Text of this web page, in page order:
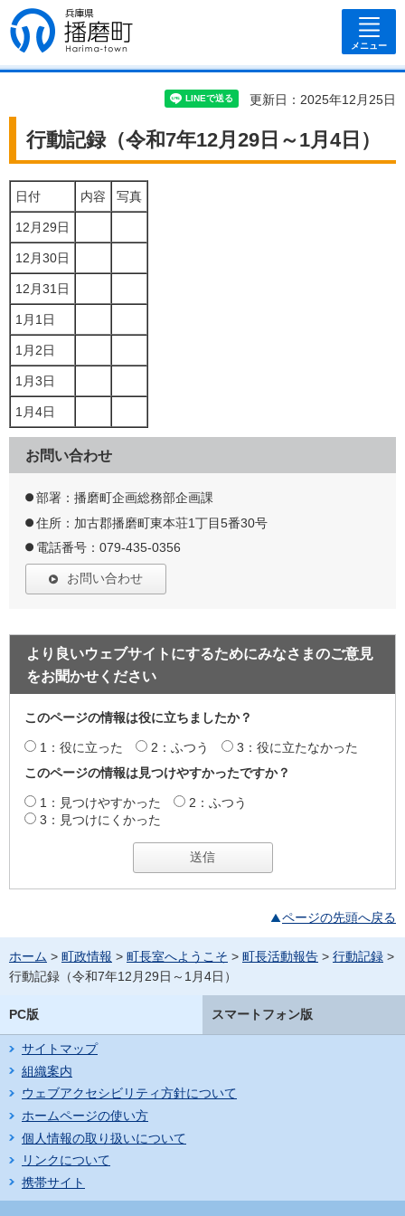
兵庫県 播磨
町
メニュー
更新日：2025年12月25日
行動記録（令和7年12月29日～1月4日）
日付 内容 写真
12月29日
12月30日
12月31日
1月1日
1月2日
1月3日
1月4日
お問い合わせ
部署：播磨町企画総務部企画課
住所：加古郡播磨町東本荘1丁目5番30号
電話番号：079-435-0356
お問い合わせ
より良いウェブサイトにするためにみなさまのご意見
をお聞かせください
このページの情報は役に立ちましたか？
1：役に立った 2：ふつう
3：役に立たなかった
このページの情報は見つけやすかったですか？
1：見つけやすかった
2：ふつう
3：見つけにくかった
ページの先頭へ戻る
ホーム > 町政情報 > 町長室へようこそ > 町長活動報告 > 行動記録 >
行動記録（令和7年12月29日～1月4日）
PC版 スマートフォン版
サイトマップ
組織案内
ウェブアクセシビリティ方針について
ホームページの使い方
個人情報の取り扱いについて
リンクについて
携帯サイト